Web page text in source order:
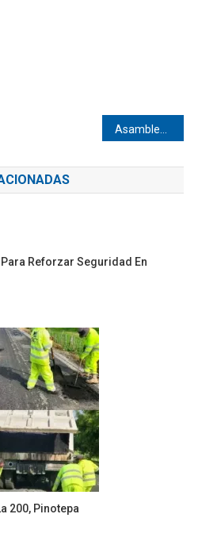
Asamblea informativa en Santiago Jamiltepec
Reforzar Seguridad En
200, Pinotepa